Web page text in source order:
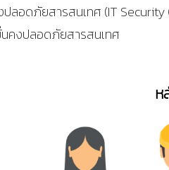
ลอดภัยสารสนเทศ (IT Security
คงปลอดภัยสารสนเทศ
ห